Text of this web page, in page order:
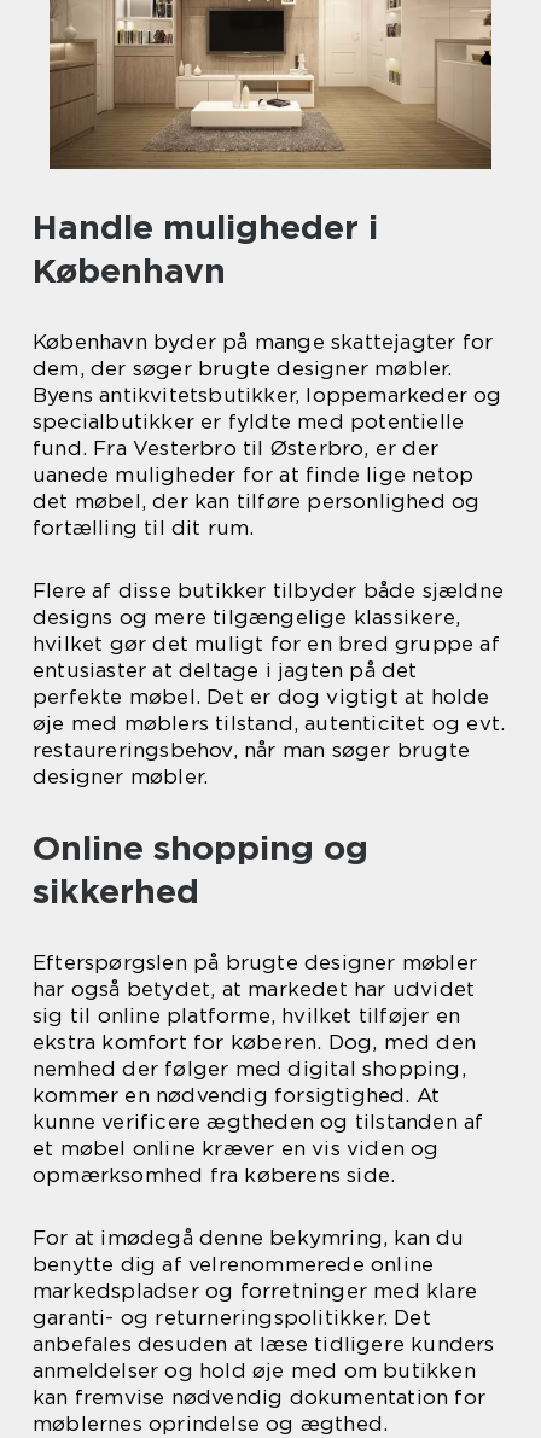
Handle muligheder i
København
København byder på mange skattejagter for
dem, der søger brugte designer møbler.
Byens antikvitetsbutikker, loppemarkeder og
specialbutikker er fyldte med potentielle
fund. Fra Vesterbro til Østerbro, er der
uanede muligheder for at finde lige netop
det møbel, der kan tilføre personlighed og
fortælling til dit rum.
Flere af disse butikker tilbyder både sjældne
designs og mere tilgængelige klassikere,
hvilket gør det muligt for en bred gruppe af
entusiaster at deltage i jagten på det
perfekte møbel. Det er dog vigtigt at holde
øje med møblers tilstand, autenticitet og evt.
restaureringsbehov, når man søger brugte
designer møbler.
Online shopping og
sikkerhed
Efterspørgslen på brugte designer møbler
har også betydet, at markedet har udvidet
sig til online platforme, hvilket tilføjer en
ekstra komfort for køberen. Dog, med den
nemhed der følger med digital shopping,
kommer en nødvendig forsigtighed. At
kunne verificere ægtheden og tilstanden af
et møbel online kræver en vis viden og
opmærksomhed fra køberens side.
For at imødegå denne bekymring, kan du
benytte dig af velrenommerede online
markedspladser og forretninger med klare
garanti- og returneringspolitikker. Det
anbefales desuden at læse tidligere kunders
anmeldelser og hold øje med om butikken
kan fremvise nødvendig dokumentation for
møblernes oprindelse og ægthed.